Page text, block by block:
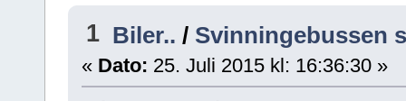
1 Biler.. / Svinningebussen
« Dato: 25. Juli 2015 kl: 16:36:30 »